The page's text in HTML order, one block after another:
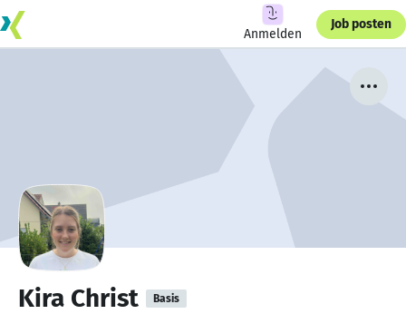
Anmelden
Job posten
Kira Christ Basis